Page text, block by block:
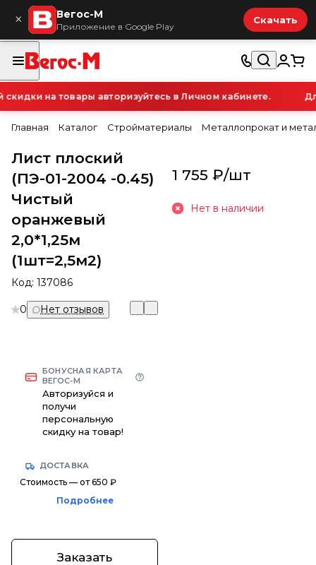
× Вегос-М
Приложение в Google Play
Скачать
на товары авторизуйтесь в Личном кабинете.
Главная Каталог Стройматериалы Металлопрокат и
Лист плоский
(ПЭ-01-2004 -0.45)
Чистый
оранжевый
2,0*1,25м
(1шт=2,5м2)
Код: 137086
0 Нет отзывов
БОНУСНАЯ КАРТА
ВЕГОС-М
Авторизуйся и
получи
персональную
скидку на товар!
ДОСТАВКА
Стоимость — от 650 ₽
Подробнее
Заказать
1 755 ₽/шт
Нет в наличии